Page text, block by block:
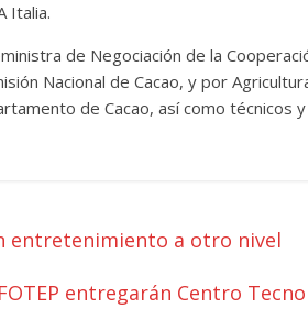
Italia.
de Negociación de la
Nacional de Cacao, y por
de Cacao, así como técnicos
entretenimiento a otro nivel
entregarán Centro